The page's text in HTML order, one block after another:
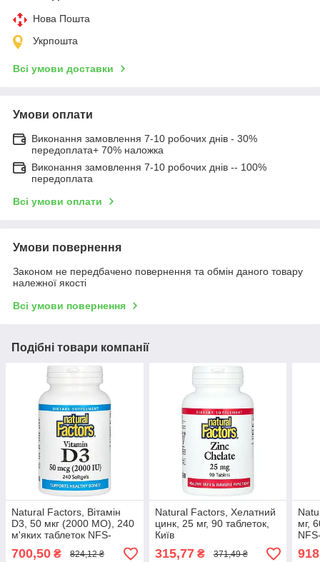
Нова Пошта
Укрпошта
Всі умови доставки
Умови оплати
Виконання замовлення 7-10 робочих днів - 30%
передоплата+ 70% наложка
Виконання замовлення 7-10 робочих днів -- 100%
передоплата
Всі умови оплати
Умови повернення
Законом не передбачено повернення та обмін даного товару
належної якості
Всі умови повернення
Подібні товари компанії
Natural Factors, Вітамін
D3, 50 мкг (2000 МО), 240
м'яких таблеток NFS-
01063, Київ
700,50 ₴ 824,12 ₴
Natural Factors, Хелатний
цинк, 25 мг, 90 таблеток,
Київ
315,77₴ 371,49 ₴
мг,